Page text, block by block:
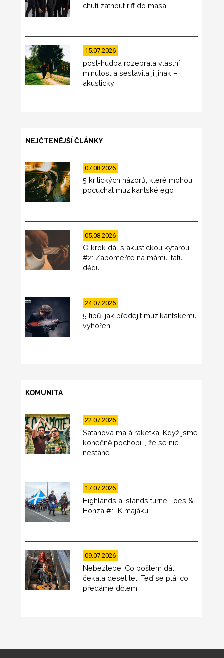
chutí zatnout riff do masa
15.07.2026
post-hudba rozebrala vlastní
minulost a sestavila ji jinak –
akusticky
NEJČTENĚJŠÍ ČLÁNKY
07.08.2026
5 kritických názorů, které mohou
pocuchat muzikantské ego
05.08.2026
O krok dál s akustickou kytarou
#2: Zapomeňte na mámu-tátu-
dědu
24.07.2026
5 tipů, jak předejít muzikantskému
vyhoření
KOMUNITA
22.07.2026
Satanova malá raketka: Když jsme
konečně pochopili, že se nic
nestane
17.07.2026
Highlands a Islands turné Loes &
Honza #1: K majáku
09.07.2026
Nebeztebe: Co pošlem dál
čekala deset let. Teď se ptá, co
předáme dětem